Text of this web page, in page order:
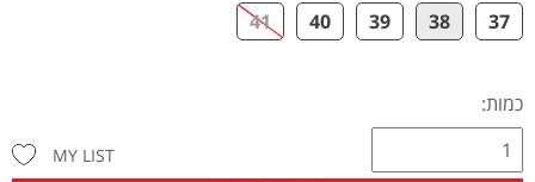
37
38
39
40
41
כמות:
MY LIST